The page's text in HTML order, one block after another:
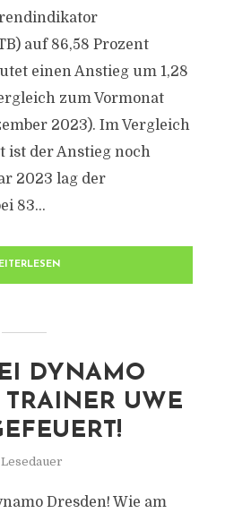
auf 86,58 Prozent
einen Anstieg um 1,28
zum Vormonat
2023). Im Vergleich
ist der Anstieg noch
2023 lag der
83...
DYNAMO
TRAINER UWE
Dresden! Wie am